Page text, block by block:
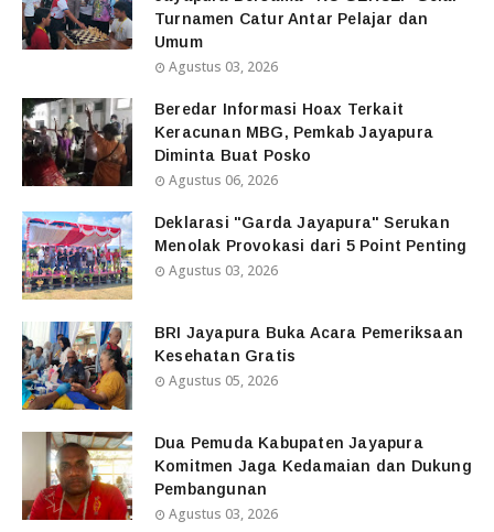
Turnamen Catur Antar Pelajar dan
Umum
Agustus 03, 2026
Beredar Informasi Hoax Terkait
Keracunan MBG, Pemkab Jayapura
Diminta Buat Posko
Agustus 06, 2026
Deklarasi "Garda Jayapura" Serukan
Menolak Provokasi dari 5 Point Penting
Agustus 03, 2026
BRI Jayapura Buka Acara Pemeriksaan
Kesehatan Gratis
Agustus 05, 2026
Dua Pemuda Kabupaten Jayapura
Komitmen Jaga Kedamaian dan Dukung
Pembangunan
Agustus 03, 2026